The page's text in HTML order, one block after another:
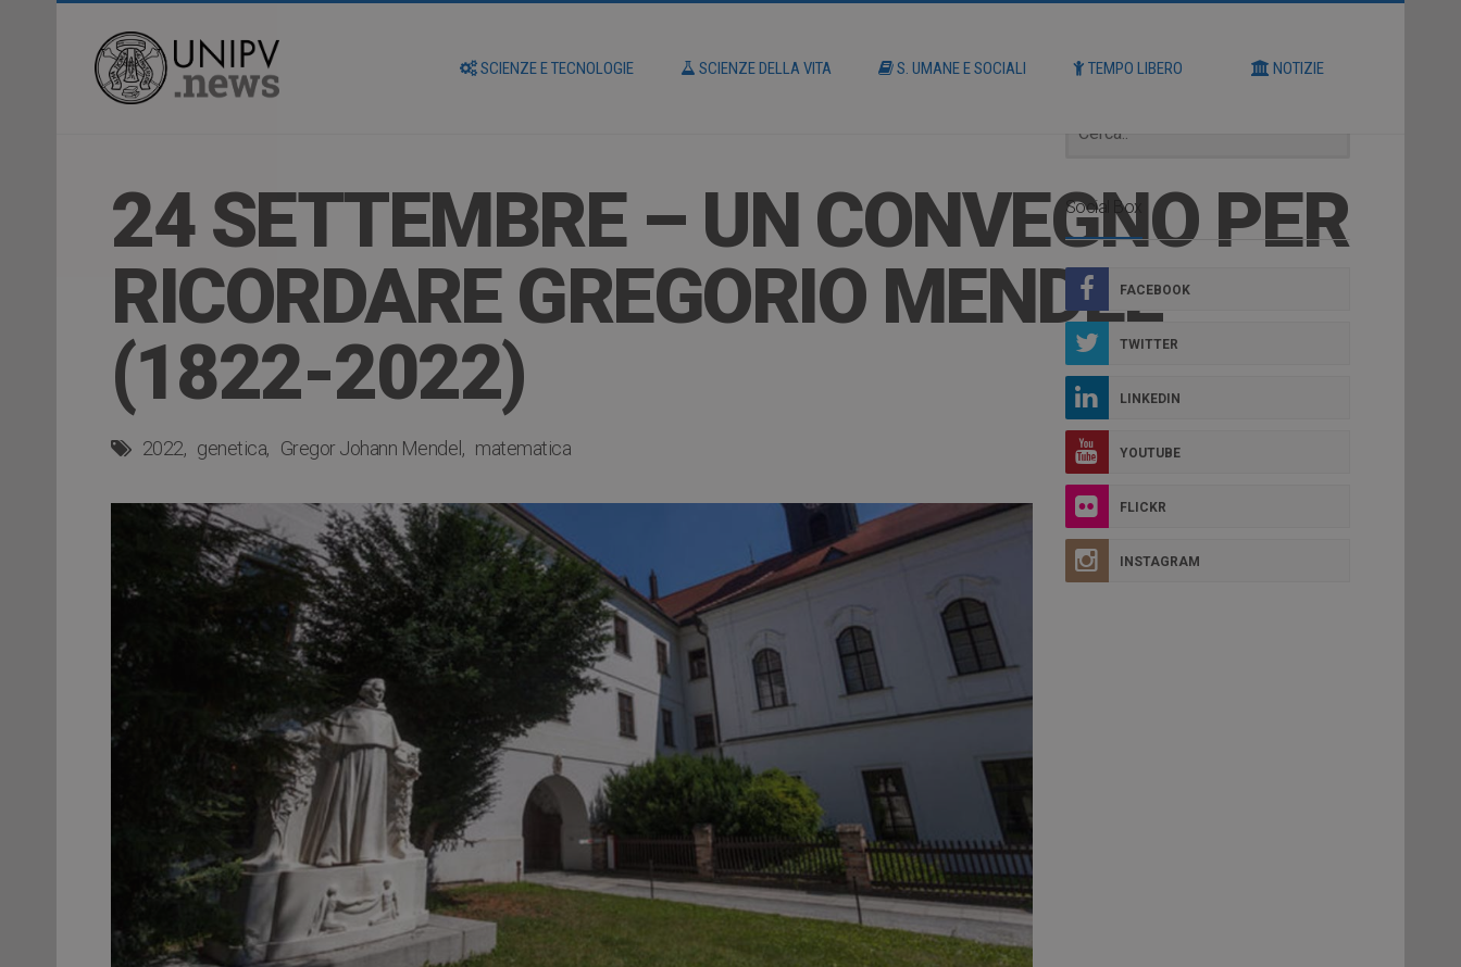
SCIENZE E TECNOLOGIE SCIENZE DELLA VITA S. UMANE E SOCIALI TEMPO LIBERO NOTIZIE
24 SETTEMBRE – UN CONVEGNO PER
RICORDARE GREGORIO MENDEL
(1822-2022)
2022 genetica Gregor Johann Mendel matematica
Social Box
FACEBOOK
TWITTER
LINKEDIN
YOUTUBE
FLICKR
INSTAGRAM